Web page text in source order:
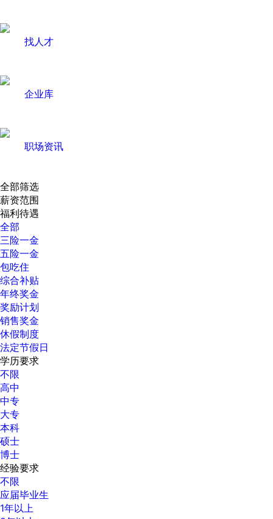
找人才
企业库
职场资讯
全部筛选
薪资范围
福利待遇
全部
三险一金
五险一金
包吃住
综合补贴
年终奖金
奖励计划
销售奖金
休假制度
法定节假日
学历要求
不限
高中
中专
大专
本科
硕士
博士
经验要求
不限
应届毕业生
1年以上